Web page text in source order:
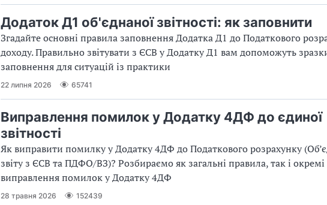
Додаток Д1 об'єднаної звітності: як заповнити
Згадайте основні правила заповнення Додатка Д1 до Податкового
доходу. Правильно звітувати з ЄСВ у Додатку Д1 вам допоможуть
заповнення для ситуацій із практики
22 липня 2026 65741
Виправлення помилок у Додатку 4ДФ до єдиної
звітності
Як виправити помилку у Додатку 4ДФ до Податкового розрахунку
звіту з ЄСВ та ПДФО/ВЗ)? Розбираємо як загальні правила, так і
виправлення помилок у Додатку 4ДФ
28 травня 2026 152439